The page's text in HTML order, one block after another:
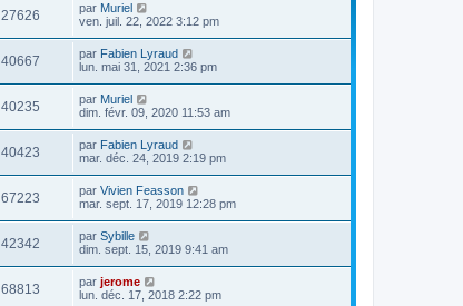
27626 par Muriel
ven. juil. 22, 2022 3:12 pm
40667 par Fabien Lyraud
lun. mai 31, 2021 2:36 pm
40235 par Muriel
dim. févr. 09, 2020 11:53 am
40423 par Fabien Lyraud
mar. déc. 24, 2019 2:19 pm
67223 par Vivien Feasson
mar. sept. 17, 2019 12:28 pm
42342 par Sybille
dim. sept. 15, 2019 9:41 am
68813 par jerome
lun. déc. 17, 2018 2:22 pm